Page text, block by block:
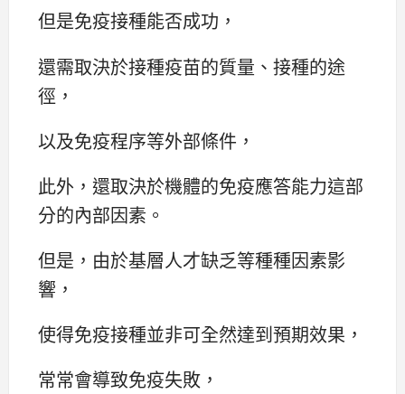
但是免疫接種能否成功，
還需取決於接種疫苗的質量、接種的途
徑，
以及免疫程序等外部條件，
此外，還取決於機體的免疫應答能力這部
分的內部因素。
但是，由於基層人才缺乏等種種因素影
響，
使得免疫接種並非可全然達到預期效果，
常常會導致免疫失敗，